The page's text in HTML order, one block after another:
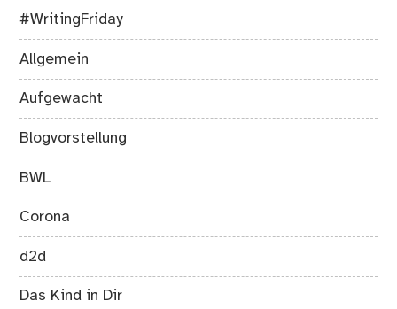
#WritingFriday
Allgemein
Aufgewacht
Blogvorstellung
BWL
Corona
d2d
Das Kind in Dir